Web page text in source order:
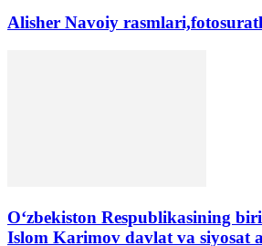
Alisher Navoiy
Oʻzbekiston Respublikasining
Islom Karimov davlat va siyosat